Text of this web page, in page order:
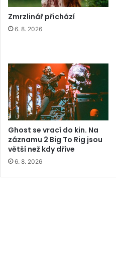
Zmrzlinář přichází
6. 8. 2026
Ghost se vrací do kin. Na
záznamu 2 Big To Rig jsou
větší než kdy dříve
6. 8. 2026